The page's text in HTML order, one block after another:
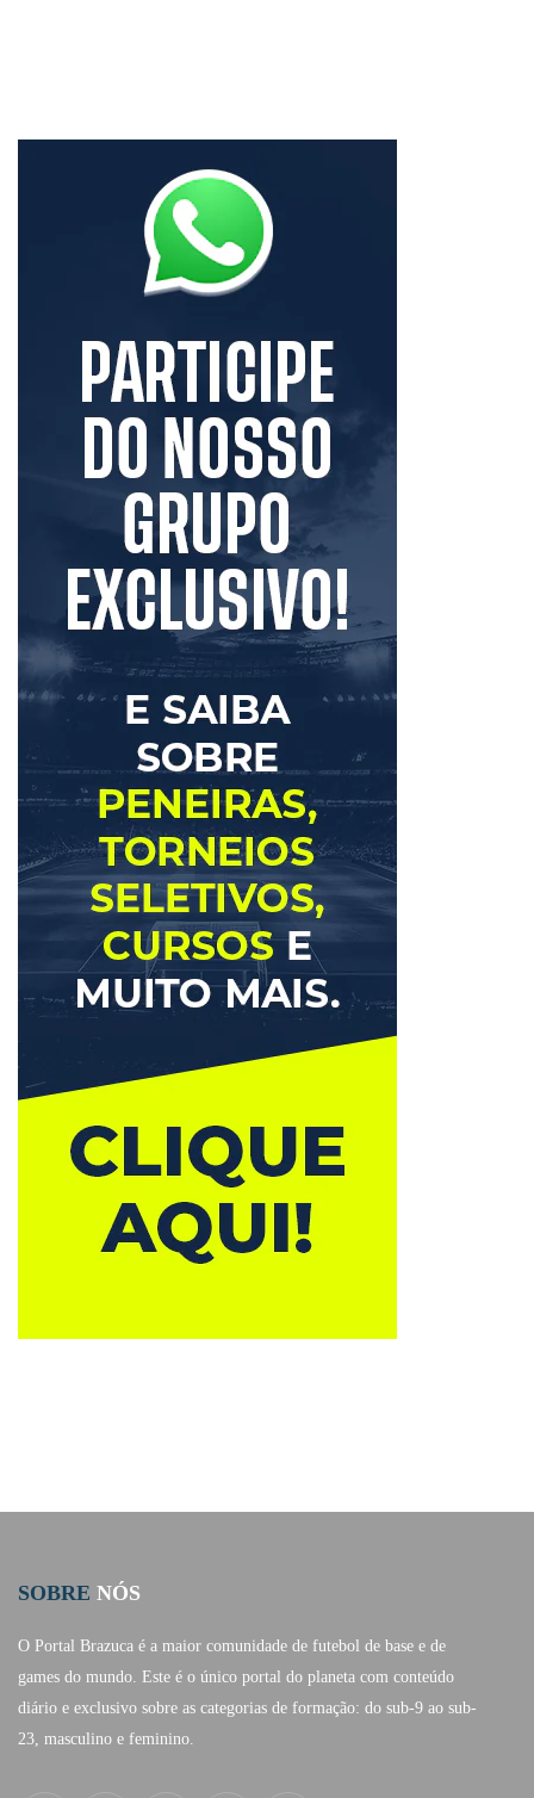
SOBRE NÓS
O Portal Brazuca é a maior comunidade de futebol de base e de
games do mundo. Este é o único portal do planeta com conteúdo
diário e exclusivo sobre as categorias de formação: do sub-9 ao sub-
23, masculino e feminino.